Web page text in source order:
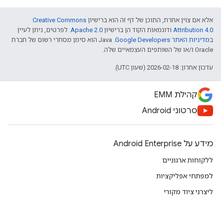
אלא אם צוין אחרת, התוכן של דף זה הוא ברישיון Creative Commons
Attribution 4.0 ודוגמאות הקוד הן ברישיון Apache 2.0. לפרטים, ניתן לעיין
במדיניות האתר Google Developers‏
.‏ Java הוא סימן מסחרי רשום של חברת
Oracle ו/או של השותפים העצמאיים שלה.
עדכון אחרון: 2026-02-18 (שעון UTC).
קהילת EMM
סרטוני Android
מידע על Android Enterprise
ללקוחות ארגוניים
למפתחי אפליקציות
ליצרני ציוד מקורי